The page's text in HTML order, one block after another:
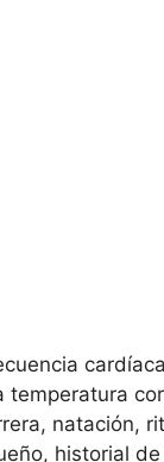
natación,
historial